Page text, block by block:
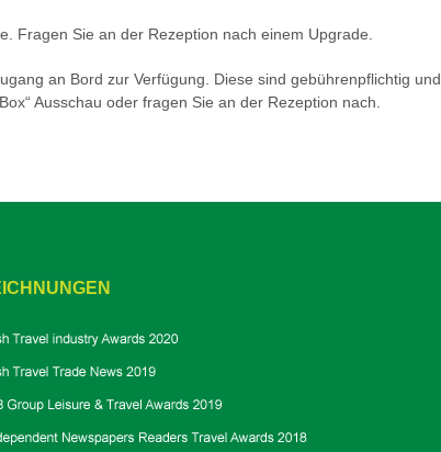
Fragen Sie an der Rezeption nach einem Upgrade.
an Bord zur Verfügung. Diese sind gebührenpflichtig und
Ausschau oder fragen Sie an der Rezeption nach.